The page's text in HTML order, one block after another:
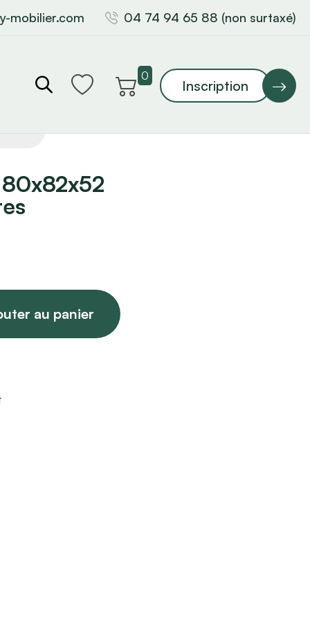
mobilier.com 04 74 94 65 88 (non surtaxé)
0
Inscription
au panier